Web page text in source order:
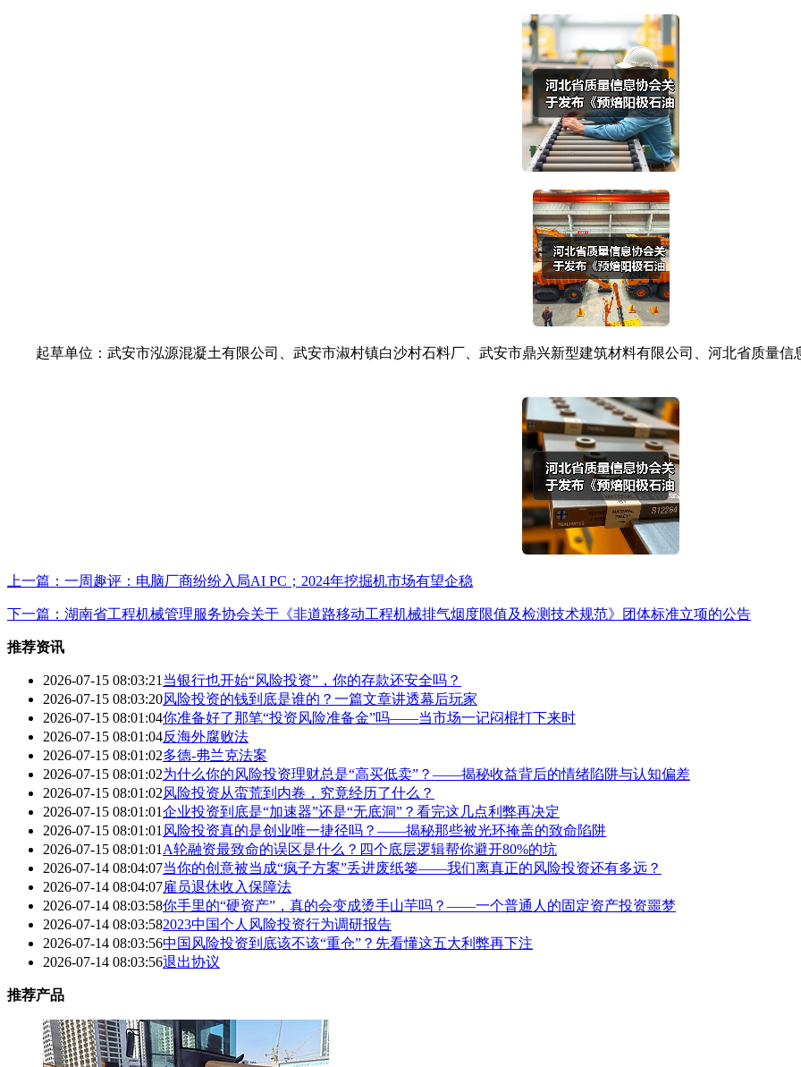
起草单位：武安市泓源混凝土有限公司、武安市淑村镇白沙村石料厂、武安市鼎兴新型建筑材料有限公司、河北省质量信
上一篇：一周趣评：电脑厂商纷纷入局AI PC；2024年挖掘机市场有望企稳
下一篇：湖南省工程机械管理服务协会关于《非道路移动工程机械排气烟度限值及检测技术规范》团体标准立项的公告
推荐资讯
2026-07-15 08:03:21 当银行也开始“风险投资”，你的存款还安全吗？
2026-07-15 08:03:20风险投资的钱到底是谁的？一篇文章讲透幕后玩家
2026-07-15 08:01:04你准备好了那笔“投资风险准备金”吗——当市场一记闷棍打下来时
2026-07-15 08:01:04反海外腐败法
2026-07-15 08:01:02多德-弗兰克法案
2026-07-15 08:01:02为什么你的风险投资理财总是“高买低卖”？——揭秘收益背后的情绪陷阱与认知偏差
2026-07-15 08:01:02风险投资从蛮荒到内卷，究竟经历了什么？
2026-07-15 08:01:01企业投资到底是“加速器”还是“无底洞”？看完这几点利弊再决定
2026-07-15 08:01:01 风险投资真的是创业唯一捷径吗？——揭秘那些被光环掩盖的致命陷阱
2026-07-15 08:01:01 A轮融资最致命的误区是什么？四个底层逻辑帮你避开80%的坑
2026-07-14 08:04:07当你的创意被当成“疯子方案”丢进废纸篓——我们离真正的风险投资还有多远？
2026-07-14 08:04:07雇员退休收入保障法
2026-07-14 08:03:58你手里的“硬资产”，真的会变成烫手山芋吗？——一个普通人的固定资产投资噩梦
2026-07-14 08:03:582023中国个人风险投资行为调研报告
2026-07-14 08:03:56中国风险投资到底该不该“重仓”？先看懂这五大利弊再下注
2026-07-14 08:03:56退出协议
推荐产品